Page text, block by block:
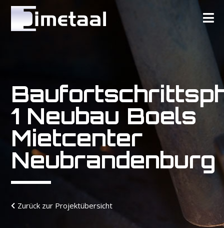
1 Neubau Boels
Mietcenter
Neubrandenburg
Zurück zur Projektübersicht